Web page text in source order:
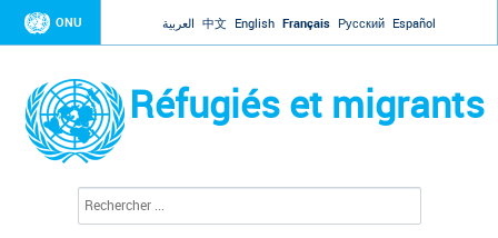
Jump to navigation
ONU العربية 中文 English Français Русский Español
Réfugiés et migrants
c